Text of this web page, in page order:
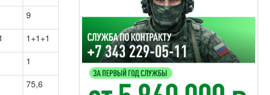
9
1+1+1
1
75,6